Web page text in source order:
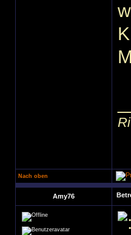
Nach oben
Amy76